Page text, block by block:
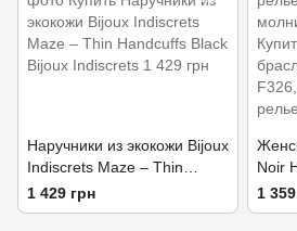
Наручники из экокожи Bijoux
Indiscrets Maze – Thin
Handcuffs Black
1 429 грн
Noir
под
1